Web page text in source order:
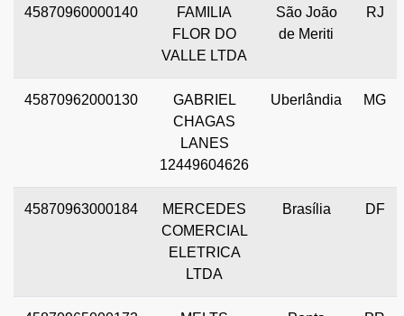
45870960000140
FAMILIA
FLOR DO
VALLE LTDA
São João
de Meriti
RJ
45870962000130
GABRIEL
CHAGAS
LANES
12449604626
Uberlândia MG
45870963000184
MERCEDES
COMERCIAL
ELETRICA
LTDA
Brasília DF